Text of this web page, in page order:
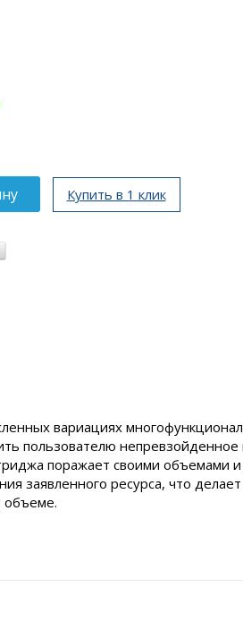
Купить в 1 клик
вариациях
пользователю непревзойденное
поражает своими объемами
заявленного ресурса, что
объеме.